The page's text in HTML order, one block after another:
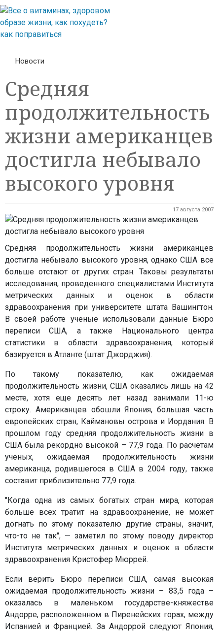
Новости
Средняя
продолжительность
жизни американцев
достигла небывало
высокого уровня
17 августа 2007
Средняя продолжительность жизни американцев
достигла небывало высокого уровня, однако США все
больше отстают от других стран. Таковы результаты
исследования, проведенного специалистами Института
метрических данных и оценок в области
здравоохранения при университете штата Вашингтон.
В своей работе ученые использовали данные Бюро
переписи США, а также Национального центра
статистики в области здравоохранения, который
базируется в Атланте (штат Джорджия).
По такому показателю, как ожидаемая
продолжительность жизни, США оказались лишь на 42
месте, хотя еще десять лет назад занимали 11-ю
строку. Американцев обошли Япония, большая часть
европейских стран, Каймановы острова и Иордания. В
прошлом году средняя продолжительность жизни в
США была рекордно высокой – 77,9 года. По расчетам
ученых, ожидаемая продолжительность жизни
американца, родившегося в США в 2004 году, также
составит приблизительно 77,9 года.
"Когда одна из самых богатых стран мира, которая
больше всех тратит на здравоохранение, не может
догнать по этому показателю другие страны, значит,
что-то не так", — заметил по этому поводу директор
Института метрических данных и оценок в области
здравоохранения Кристофер Мюррей.
Если верить Бюро переписи США, самая высокая
ожидаемая продолжительность жизни – 83,5 года –
оказалась в маленьком государстве-княжестве
Андорре, расположенном в Пиренейских горах, между
Испанией и Францией. За Андоррой следуют Япония,